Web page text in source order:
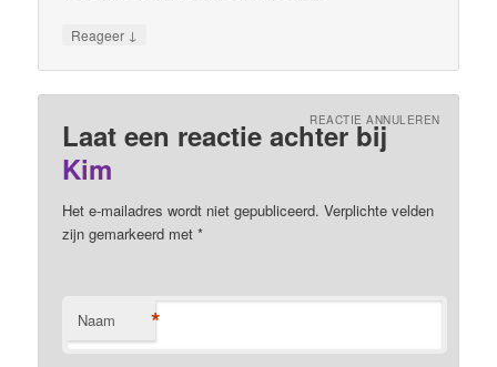
Reageer ↓
Laat een reactie achter bij
Kim
REACTIE ANNULEREN
Het e-mailadres wordt niet gepubliceerd. Verplichte velden
zijn gemarkeerd met*
Naam *